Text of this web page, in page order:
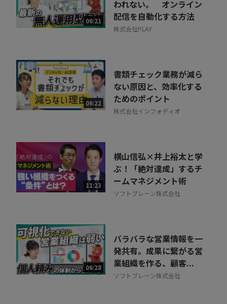
06:21
われない。 オンライン
配信を自動化する方法
株式会社PLAY
06:22
書類チェック業務が減ら
ない原因と、効率化する
ためのポイント
株式会社インフォディオ
11:23
横山信弘×井上裕太と学
ぶ！「絶対達成」するチ
ームマネジメント術
ソフトブレーン株式会社
06:28
バラバラな営業情報を一
発共有。成果に繋がる営
業組織を作る、顧客...
ソフトブレーン株式会社